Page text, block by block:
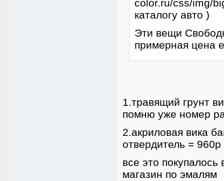
каталогу авто )
Эти вещи
примерная цена
1.травящий грунт
помню уже номер
2.акриловая вика
отвердитель = 960р
все это
магазин по эмалям